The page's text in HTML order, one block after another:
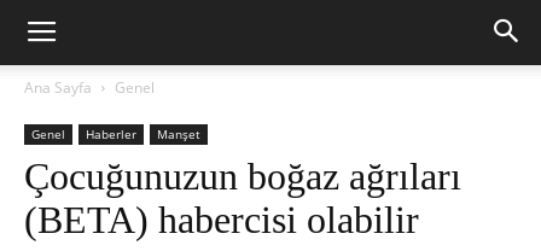
Ana Sayfa Genel
Genel Haberler Manşet
Çocuğunuzun boğaz ağrıları
(BETA) habercisi olabilir